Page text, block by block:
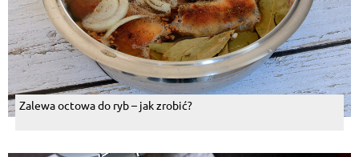
Zalewa octowa do ryb – jak zrobić?